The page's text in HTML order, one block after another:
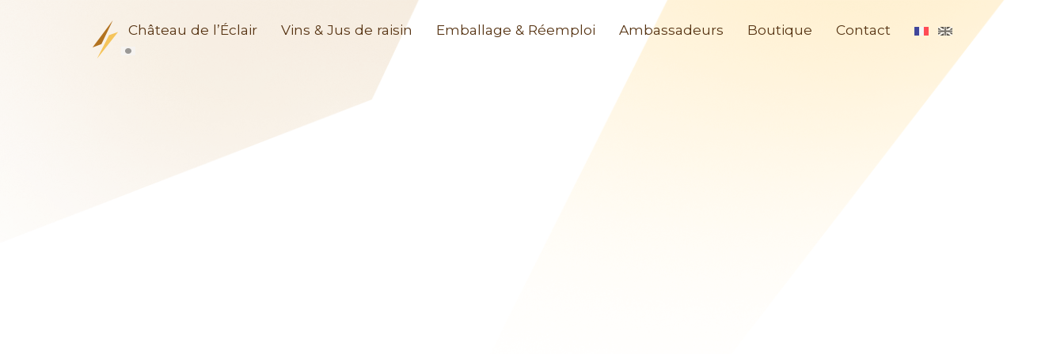
Château de l’Éclair Vins & Jus de raisin Emballage & Réemploi Ambassadeurs Boutique Contact